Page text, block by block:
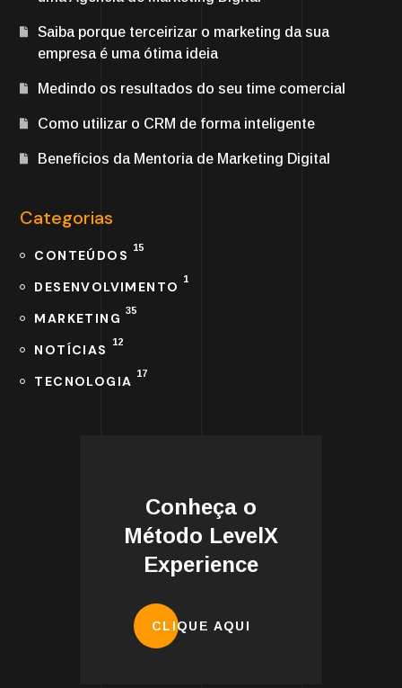
Saiba porque terceirizar o marketing da sua
empresa é uma ótima ideia
Medindo os resultados do seu time comercial
Como utilizar o CRM de forma inteligente
Benefícios da Mentoria de Marketing Digital
Categorias
CONTEÚDOS 15
DESENVOLVIMENTO 1
MARKETING 35
NOTÍCIAS 12
TECNOLOGIA 17
Conheça o
Método LevelX
Experience
CLIQUE AQUI